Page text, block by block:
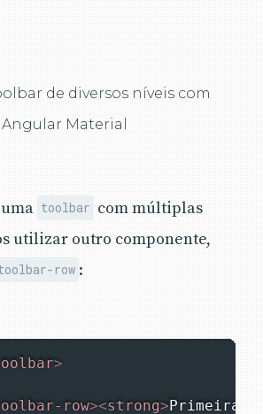
de diversos níveis com
Angular Material
toolbar com múltiplas
utilizar outro componente,
row :
>
row><strong>Primeira